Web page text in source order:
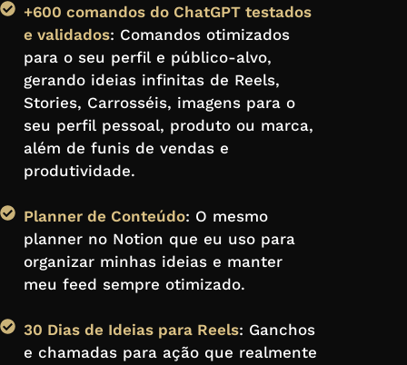
+600 comandos do ChatGPT testados
e validados: Comandos otimizados
para o seu perfil e público-alvo,
gerando ideias infinitas de Reels,
Stories, Carrosséis, imagens para o
seu perfil pessoal, produto ou marca,
além de funis de vendas e
produtividade.
Planner de Conteúdo: O mesmo
planner no Notion que eu uso para
organizar minhas ideias e manter
meu feed sempre otimizado.
30 Dias de Ideias para Reels: Ganchos
e chamadas para ação que realmente